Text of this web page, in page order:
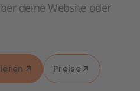
deine Website oder
Preise